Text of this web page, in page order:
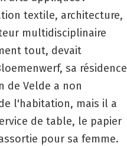
textile, architecture,
multidisciplinaire
tout, devait
sa résidence
de Velde a non
l'habitation, mais il a
de table, le papier
pour sa femme.